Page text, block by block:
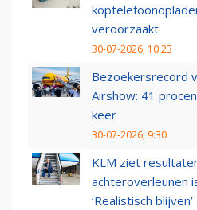
veroorzaakt
30-07-2026, 10:23
Bezoekersrecord
Airshow: 41
keer
30-07-2026, 9:30
KLM ziet
achteroverleunen
‘Realistisch blijven’